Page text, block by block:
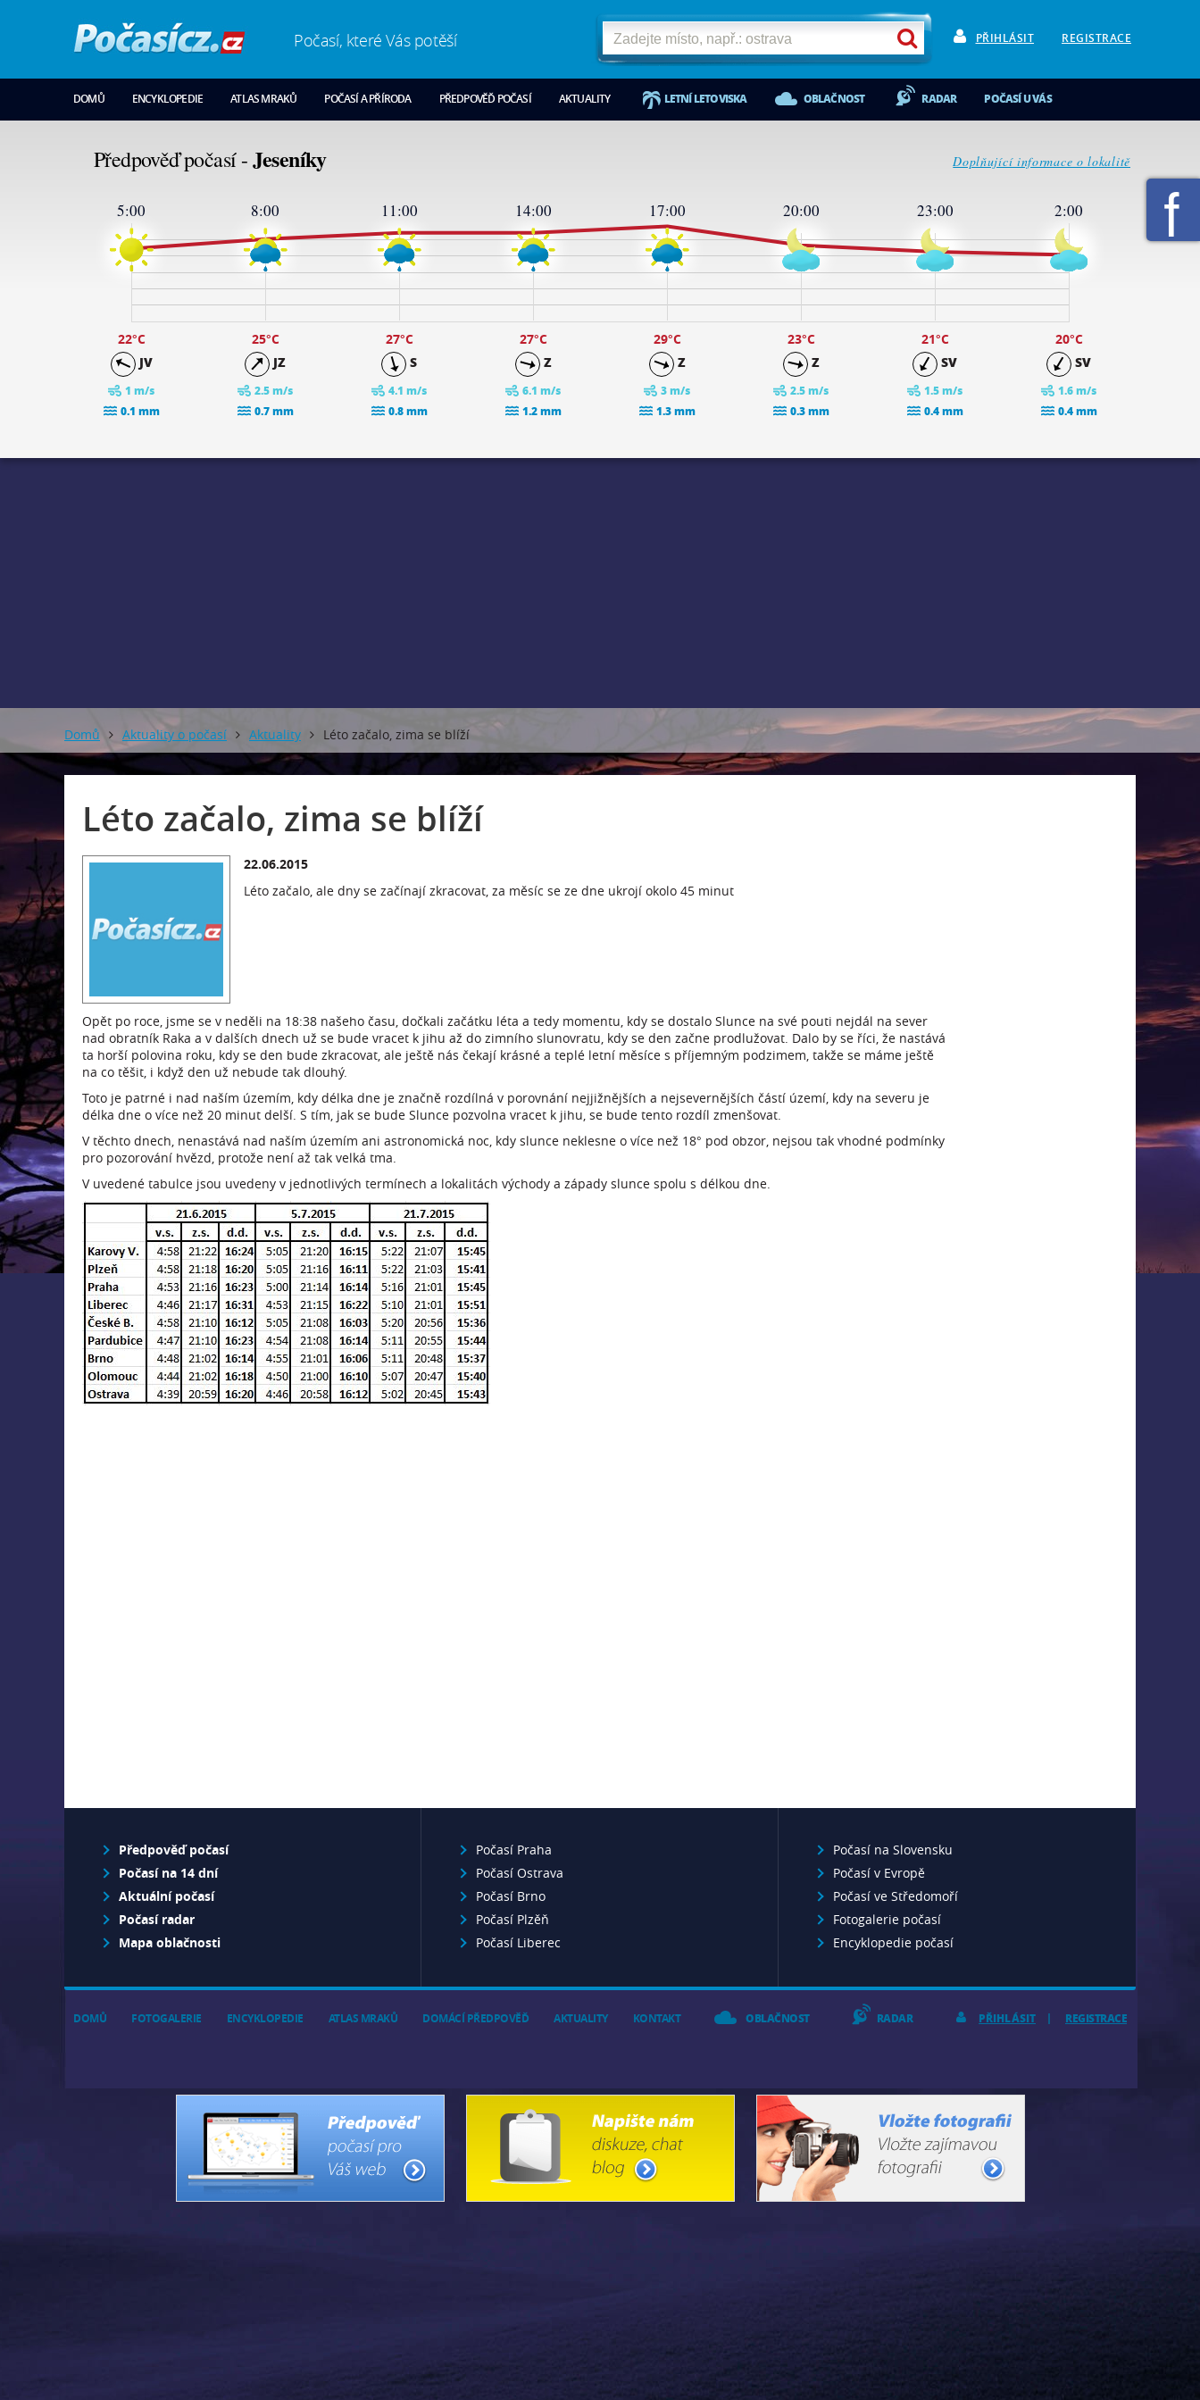
Počasí, které Vás potěší PŘIHLÁSIT REGISTRACE
DOMŮ ENCYKLOPEDIE ATLAS MRAKŮ POČASÍ A PŘÍRODA PŘEDPOVĚĎ POČASÍ AKTUALITY LETNÍ LETOVISKA OBLAČNOST RADAR POČASÍ U VÁS
Předpověď počasí -Jeseníky Doplňující informace o lokalitě
5:00
22°C
JV
1 m/s
0.1 mm
8:00
25°C
JZ
2.5 m/s
0.7 mm
11:00
27°C
S
4.1 m/s
0.8 mm
14:00
27°C
Z
6.1 m/s
1.2 mm
17:00
29°C
Z
3 m/s
1.3 mm
20:00
23°C
Z
2.5 m/s
0.3 mm
23:00
21°C
SV
1.5 m/s
0.4 mm
2:00
20°C
SV
1.6 m/s
0.4 mm
30
29
23
Domů Aktuality o počasí Aktuality Léto začalo, zima se blíží
Léto začalo, zima se blíží
22.06.2015
Léto začalo, ale dny se začínají zkracovat, za měsíc se ze dne ukrojí okolo 45 minut
Opět po roce, jsme se v neděli na 18:38 našeho času, dočkali začátku léta a tedy momentu, kdy se dostalo Slunce na své pouti nejdál na sever
nad obratník Raka a v dalších dnech už se bude vracet k jihu až do zimního slunovratu, kdy se den začne prodlužovat. Dalo by se říci, že nastává
ta horší polovina roku, kdy se den bude zkracovat, ale ještě nás čekají krásné a teplé letní měsíce s příjemným podzimem, takže se máme ještě
na co těšit, i když den už nebude tak dlouhý.
Toto je patrné i nad naším územím, kdy délka dne je značně rozdílná v porovnání nejjižnějších a nejsevernějších částí území, kdy na severu je
délka dne o více než 20 minut delší. S tím, jak se bude Slunce pozvolna vracet k jihu, se bude tento rozdíl zmenšovat.
V těchto dnech, nenastává nad naším územím ani astronomická noc, kdy slunce neklesne o více než 18° pod obzor, nejsou tak vhodné podmínky
pro pozorování hvězd, protože není až tak velká tma.
V uvedené tabulce jsou uvedeny v jednotlivých termínech a lokalitách východy a západy slunce spolu s délkou dne.
Předpověď počasí
Počasí na 14 dní
Aktuální počasí
Počasí radar
Mapa oblačnosti
Počasí Praha
Počasí Ostrava
Počasí Brno
Počasí Plzěň
Počasí Liberec
Počasí na Slovensku
Počasí v Evropě
Počasí ve Středomoří
Fotogalerie počasí
Encyklopedie počasí
DOMŮ FOTOGALERIE ENCYKLOPEDIE ATLAS MRAKŮ DOMÁCÍ PŘEDPOVĚĎ AKTUALITY KONTAKT OBLAČNOST RADAR REGISTRACE
PŘIHLÁSIT